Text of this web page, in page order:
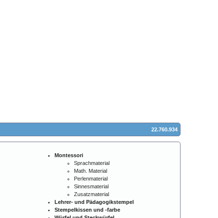
22.760.934
Montessori
Sprachmaterial
Math. Material
Perlenmaterial
Sinnesmaterial
Zusatzmaterial
Lehrer- und Pädagogikstempel
Stempelkissen und -farbe